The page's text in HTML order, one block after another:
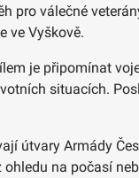
pro válečné
ve Vyškově.
je připomínat
situacích.
útvary Armády
na počasí